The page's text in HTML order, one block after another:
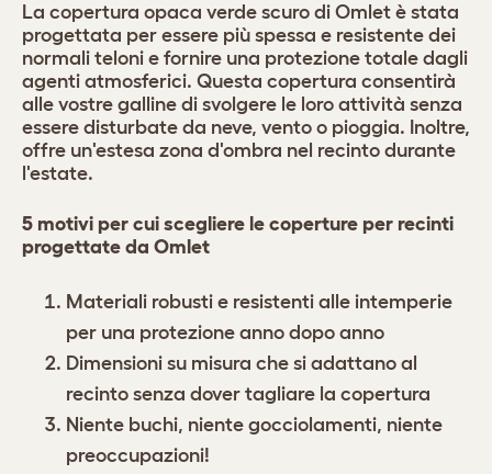
La copertura opaca verde scuro di Omlet è stata
progettata per essere più spessa e resistente dei
normali teloni e fornire una protezione totale dagli
agenti atmosferici. Questa copertura consentirà
alle vostre galline di svolgere le loro attività senza
essere disturbate da neve, vento o pioggia. Inoltre,
offre un'estesa zona d'ombra nel recinto durante
l'estate.
5 motivi per cui scegliere le coperture per recinti
progettate da Omlet
Materiali robusti e resistenti alle intemperie
per una protezione anno dopo anno
Dimensioni su misura che si adattano al
recinto senza dover tagliare la copertura
Niente buchi, niente gocciolamenti, niente
preoccupazioni!